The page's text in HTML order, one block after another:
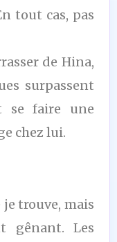
tout cas, pas
de Hina,
surpassent
se faire une
chez lui.
trouve, mais
gênant. Les